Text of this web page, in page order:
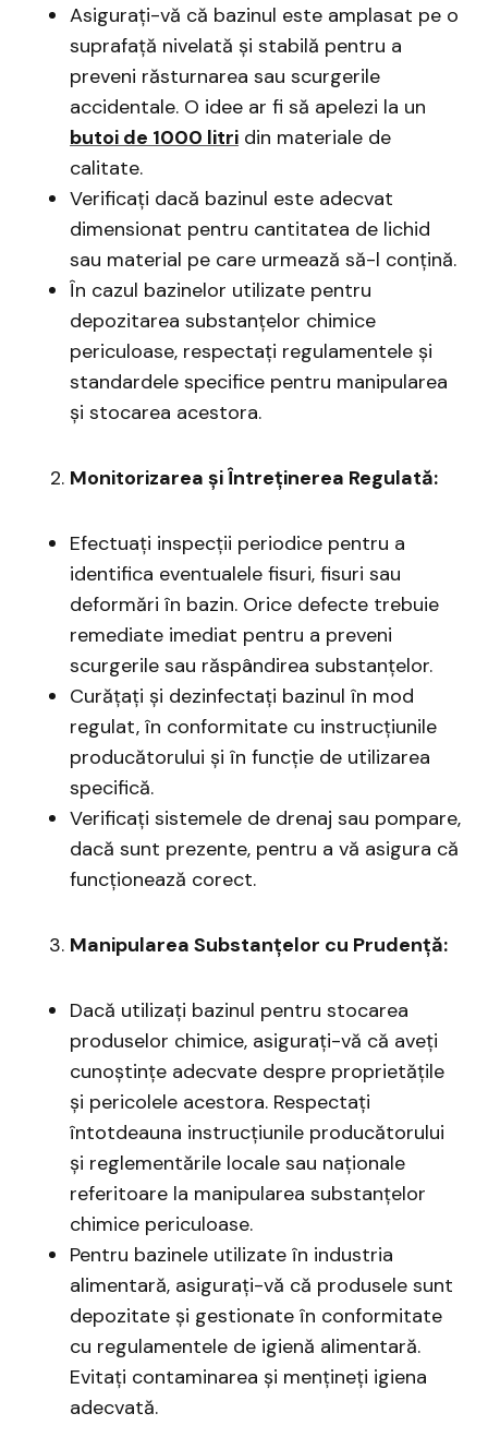
Asigurați-vă că bazinul este amplasat pe o
suprafață nivelată și stabilă pentru a
preveni răsturnarea sau scurgerile
accidentale. O idee ar fi să apelezi la un
butoi de 1000 litri din materiale de
calitate.
Verificați dacă bazinul este adecvat
dimensionat pentru cantitatea de lichid
sau material pe care urmează să-l conțină.
În cazul bazinelor utilizate pentru
depozitarea substanțelor chimice
periculoase, respectați regulamentele și
standardele specifice pentru manipularea
și stocarea acestora.
Monitorizarea și Întreținerea Regulată:
Efectuați inspecții periodice pentru a
identifica eventualele fisuri, fisuri sau
deformări în bazin. Orice defecte trebuie
remediate imediat pentru a preveni
scurgerile sau răspândirea substanțelor.
Curățați și dezinfectați bazinul în mod
regulat, în conformitate cu instrucțiunile
producătorului și în funcție de utilizarea
specifică.
Verificați sistemele de drenaj sau pompare,
dacă sunt prezente, pentru a vă asigura că
funcționează corect.
Manipularea Substanțelor cu Prudență:
Dacă utilizați bazinul pentru stocarea
produselor chimice, asigurați-vă că aveți
cunoștințe adecvate despre proprietățile
și pericolele acestora. Respectați
întotdeauna instrucțiunile producătorului
și reglementările locale sau naționale
referitoare la manipularea substanțelor
chimice periculoase.
Pentru bazinele utilizate în industria
alimentară, asigurați-vă că produsele sunt
depozitate și gestionate în conformitate
cu regulamentele de igienă alimentară.
Evitați contaminarea și mențineți igiena
adecvată.